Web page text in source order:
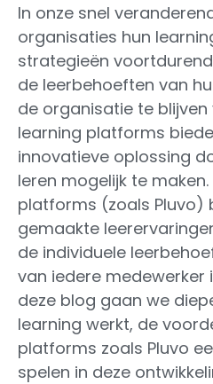
In onze snel
organisaties hun
strategieën
de leerbehoeften van
de organisatie te
learning platforms
innovatieve oplossing
leren mogelijk te
platforms (zoals Pluvo)
gemaakte
de individuele
van iedere medewerker
deze blog gaan we
learning werkt, de
platforms zoals Pluvo
spelen in deze